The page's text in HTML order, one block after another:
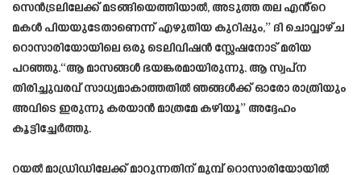
സെൻട്രലിലേക്ക് മടങ്ങിയെത്തിയാൽ, അടുത്ത തല എൻ്റെ
മകൾ പിയയുടേതാണെന്ന് എഴുതിയ കുറിപ്പും,” ദി ചൊവ്വാഴ്ച
റൊസാരിയോയിലെ ഒരു ടെലിവിഷൻ സ്റ്റേഷനോട് മരിയ
പറഞ്ഞു.“ആ മാസങ്ങൾ ഭയങ്കരമായിരുന്നു. ആ സ്വപ്‌ന
തിരിച്ചുവരവ് സാധ്യമാകാത്തതിൽ ഞങ്ങൾക്ക് ഓരോ രാത്രിയും
അവിടെ ഇരുന്നു കരയാൻ മാത്രമേ കഴിയൂ” അദ്ദേഹം
കൂട്ടിച്ചേർത്തു.
റയൽ മാഡ്രിഡിലേക്ക് മാറുന്നതിന് മുമ്പ് റൊസാരിയോയിൽ